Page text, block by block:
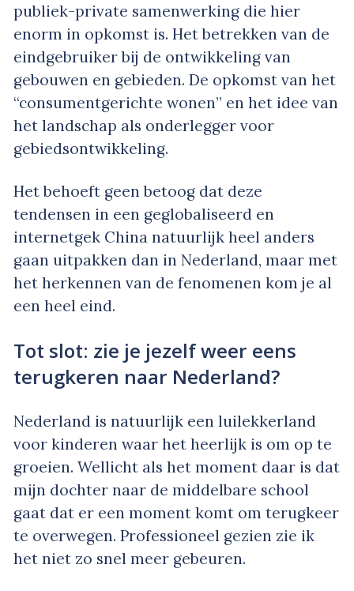
publiek-private samenwerking die hier
enorm in opkomst is. Het betrekken van de
eindgebruiker bij de ontwikkeling van
gebouwen en gebieden. De opkomst van het
“consumentgerichte wonen” en het idee van
het landschap als onderlegger voor
gebiedsontwikkeling.
Het behoeft geen betoog dat deze
tendensen in een geglobaliseerd en
internetgek China natuurlijk heel anders
gaan uitpakken dan in Nederland, maar met
het herkennen van de fenomenen kom je al
een heel eind.
Tot slot: zie je jezelf weer eens
terugkeren naar Nederland?
Nederland is natuurlijk een luilekkerland
voor kinderen waar het heerlijk is om op te
groeien. Wellicht als het moment daar is dat
mijn dochter naar de middelbare school
gaat dat er een moment komt om terugkeer
te overwegen. Professioneel gezien zie ik
het niet zo snel meer gebeuren.